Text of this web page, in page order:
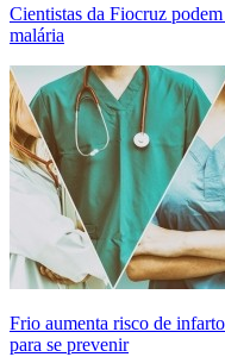
Cientistas da Fiocruz
malária
Frio aumenta risco de
para se prevenir